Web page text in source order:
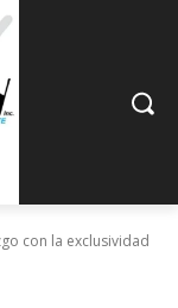
con la exclusividad